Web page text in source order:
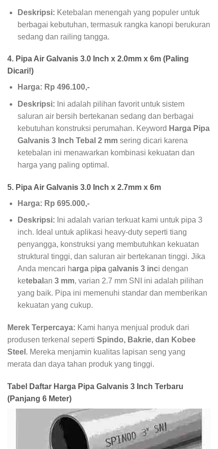
Deskripsi: Ketebalan menengah yang populer untuk
berbagai kebutuhan, termasuk rangka kanopi berukuran
sedang dan railing tangga.
4. Pipa Air Galvanis 3.0 Inch x 2.0mm x 6m (Paling
Dicari!)
Harga: Rp 496.100,-
Deskripsi: Ini adalah pilihan favorit untuk sistem
saluran air bersih bertekanan sedang dan berbagai
kebutuhan konstruksi perumahan. Keyword Harga Pipa
Galvanis 3 Inch Tebal 2 mmsering dicari karena
ketebalan ini menawarkan kombinasi kekuatan dan
harga yang paling optimal.
5. Pipa Air Galvanis 3.0 Inch x 2.7mm x 6m
Harga: Rp 695.000,-
Deskripsi: Ini adalah varian terkuat kami untuk pipa 3
inch. Ideal untuk aplikasi heavy-duty seperti tiang
penyangga, konstruksi yang membutuhkan kekuatan
struktural tinggi, dan saluran air bertekanan tinggi. Jika
Anda mencari harga pipa galvanis 3 inci dengan
ketebal an 3 mm, varian 2.7 mm SNI ini adalah pilihan
yang baik. Pipa ini memenuhi standar dan memberikan
kekuatan yang cukup.
Merek Terpercaya: Kami hanya menjual produk dari
produsen terkenal seperti Spindo, Bakrie, dan Kobee
Steel . Mereka menjamin kualitas lapisan seng yang
merata dan daya tahan produk yang tinggi.
Tabel Daftar Harga Pipa Galvanis 3 Inch Terbaru
(Panjang 6 Meter)